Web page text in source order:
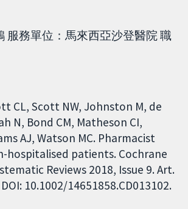
服務單位：馬來西亞沙登醫院 職
CL, Scott NW, Johnston M, de
N, Bond CM, Matheson CI,
AJ, Watson MC. Pharmacist
hospitalised patients. Cochrane
Reviews 2018, Issue 9. Art.
10.1002/14651858.CD013102.